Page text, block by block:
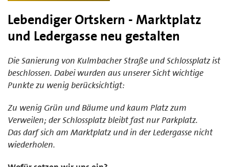
Lebendiger Ortskern - Marktplatz
und Ledergasse neu gestalten
Die Sanierung von Kulmbacher Straße und Schlossplatz ist
beschlossen. Dabei wurden aus unserer Sicht wichtige
Punkte zu wenig berücksichtigt:
Zu wenig Grün und Bäume und kaum Platz zum
Verweilen; der Schlossplatz bleibt fast nur Parkplatz.
Das darf sich am Marktplatz und in der Ledergasse nicht
wiederholen.